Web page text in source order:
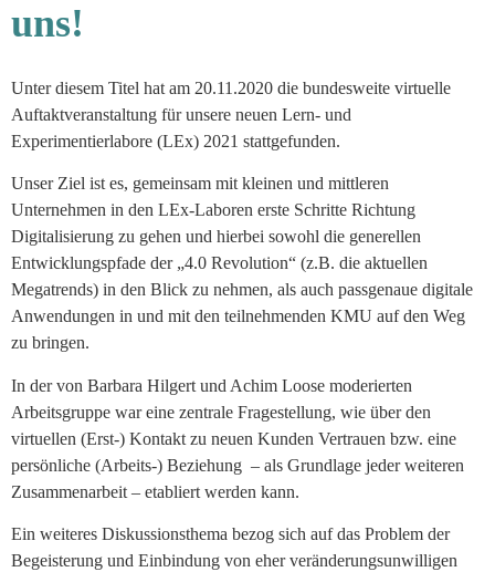
uns!
Unter diesem Titel hat am 20.11.2020 die bundesweite virtuelle
Auftaktveranstaltung für unsere neuen Lern- und
Experimentierlabore (LEx) 2021 stattgefunden.
Unser Ziel ist es, gemeinsam mit kleinen und mittleren
Unternehmen in den LEx-Laboren erste Schritte Richtung
Digitalisierung zu gehen und hierbei sowohl die generellen
Entwicklungspfade der „4.0 Revolution“ (z.B. die aktuellen
Megatrends) in den Blick zu nehmen, als auch passgenaue digitale
Anwendungen in und mit den teilnehmenden KMU auf den Weg
zu bringen.
In der von Barbara Hilgert und Achim Loose moderierten
Arbeitsgruppe war eine zentrale Fragestellung, wie über den
virtuellen (Erst-) Kontakt zu neuen Kunden Vertrauen bzw. eine
persönliche (Arbeits-) Beziehung – als Grundlage jeder weiteren
Zusammenarbeit – etabliert werden kann.
Ein weiteres Diskussionsthema bezog sich auf das Problem der
Begeisterung und Einbindung von eher veränderungsunwilligen